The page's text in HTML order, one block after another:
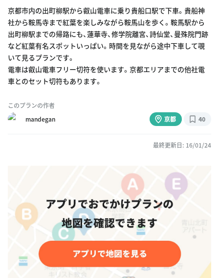
京都市内の出町柳駅から叡山電車に乗り貴船口駅で下車。貴船神
社から鞍馬寺まで紅葉を楽しみながら鞍馬山を歩く。鞍馬駅から
出町柳駅までの帰路にも、蓮華寺、修学院離宮、詩仙堂、曼殊院門跡
など紅葉有名スポットいっぱい。時間を見ながら途中下車して覗
いて見るプランです。
電車は叡山電車フリー切符を使います。京都エリアまでの他社電
車とのセット切符もあります。
このプランの作者
mandegan
京都 40
最終更新日: 16/01/24